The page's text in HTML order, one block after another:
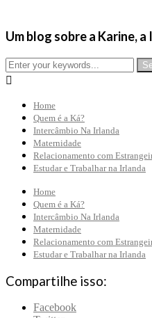
Um blog sobre a Karine,

Home
Quem é a Ká?
Intercâmbio Na Irlanda
Maternidade
Relacionamento com
Estudar e Trabalhar na Irlanda
Home
Quem é a Ká?
Intercâmbio Na Irlanda
Maternidade
Relacionamento com
Estudar e Trabalhar na Irlanda
Compartilhe isso:
Facebook